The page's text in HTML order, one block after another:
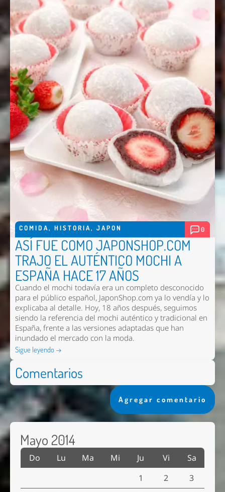
COMIDA, HISTORIA, JAPON 0
ASÍ FUE COMO JAPONSHOP.COM
TRAJO EL AUTÉNTICO MOCHI A
ESPAÑA HACE 17 AÑOS
Cuando el mochi todavía era un completo desconocido
para el público español, JaponShop.com ya lo vendía y lo
explicaba al detalle. Hoy, 18 años después, seguimos
siendo la referencia del mochi auténtico y tradicional en
España, frente a las versiones adaptadas que han
inundado el mercado con la moda.
Sigue leyendo →
Comentarios
Agregar comentario
Mayo 2014
Do Lu Ma Mi Ju Vi
Sa
1
2
3